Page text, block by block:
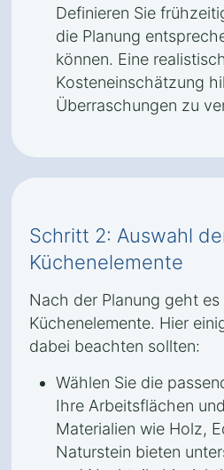
Definieren Sie
die Planung
können. Eine
Kosteneinschätzung
Überraschungen zu
Schritt 2: Auswahl
Küchenelemente
Nach der Planung geht
Küchenelemente. Hier
dabei beachten sollten:
Wählen Sie die
Ihre Arbeitsflächen
Materialien wie Holz,
Naturstein bieten